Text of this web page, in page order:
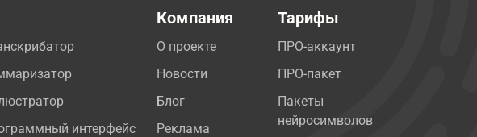
интерфейс
Компания
О проекте
Новости
Блог
Реклама
Тарифы
ПРО-аккаунт
ПРО-пакет
Пакеты
нейросимволов